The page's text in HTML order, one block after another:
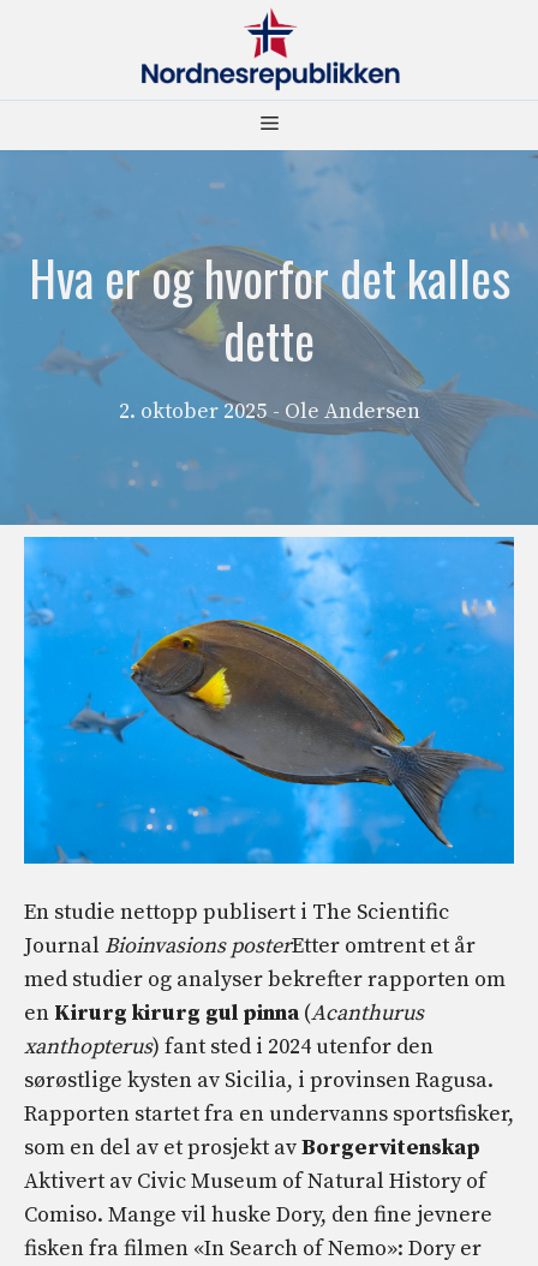
Meny
Hva er og hvorfor det kalles
dette
2. oktober 2025 - Ole Andersen
En studie nettopp publisert i The Scientific
Journal Bioinvasions posterEtter omtrent et år
med studier og analyser bekrefter rapporten om
en Kirurg kirurg gul pinna (Acanthurus
xanthopterus) fant sted i 2024 utenfor den
sørøstlige kysten av Sicilia, i provinsen Ragusa.
Rapporten startet fra en undervanns sportsfisker,
som en del av et prosjekt avBorgervitenskap
Aktivert av Civic Museum of Natural History of
Comiso. Mange vil huske Dory, den fine jevnere
fisken fra filmen «In Search of Nemo»: Dory er